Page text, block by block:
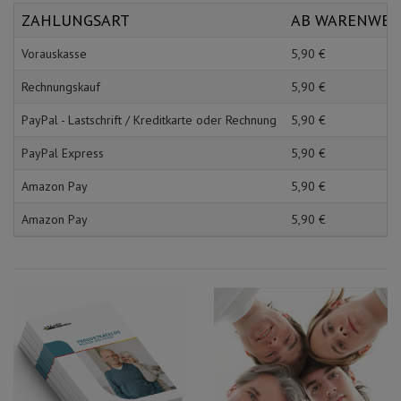
Ärmelschoner
Unterlagen und
ZAHLUNGSART AB
Vorauskasse 5,90 €
Rechnungskauf 5,90 €
PayPal - Lastschrift / Kreditkarte oder Rechnung 5,90 €
PayPal Express 5,90 €
Amazon Pay 5,90 €
Amazon Pay 5,90 €